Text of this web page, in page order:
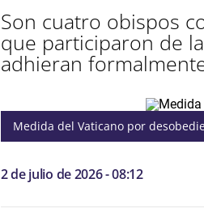
Son cuatro obispos
que participaron de
adhieran
Medida del Vaticano por
2 de julio de 2026 - 08:12